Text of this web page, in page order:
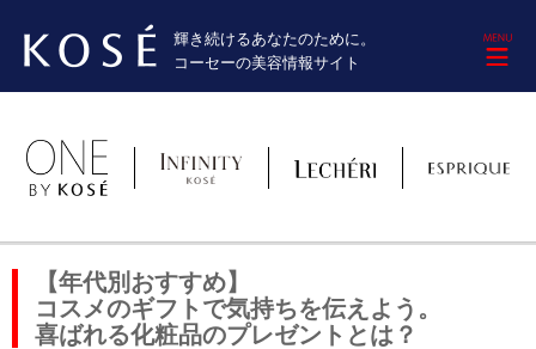
輝き続けるあなたのために。
コーセーの美容情報サイト
【年代別おすすめ】
コスメのギフトで気持ちを伝えよう。
喜ばれる化粧品のプレゼントとは？